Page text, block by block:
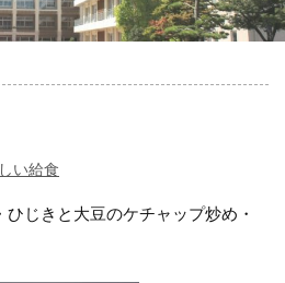
い給食
じきと大豆のケチャップ炒め・